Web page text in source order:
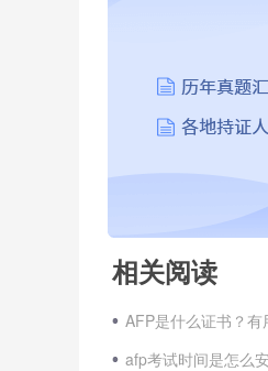
相关阅读
AFP是什么证书？有
afp考试时间是怎么